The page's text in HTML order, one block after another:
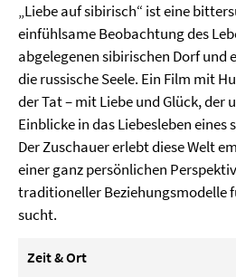
„Liebe auf sibirisch“ ist eine
einfühlsame Beobachtung des
abgelegenen sibirischen Dorf und
die russische Seele. Ein Film mit
der Tat – mit Liebe und Glück, der
Einblicke in das Liebesleben eines
Der Zuschauer erlebt diese Welt
einer ganz persönlichen
traditioneller Beziehungsmodelle
sucht.
Zeit & Ort